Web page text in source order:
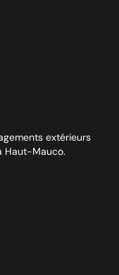
extérieurs
Haut-Mauco.